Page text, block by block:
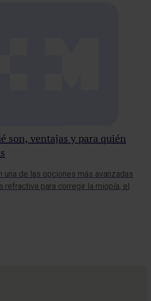
son, ventajas y para quién
una de las opciones más avanzadas
refractiva para corregir la miopía, el